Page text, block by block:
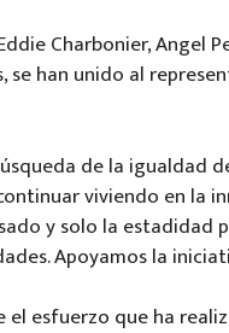
Charbonier, Angel
se han unido al
de la igualdad
viviendo en la
y solo la
Apoyamos la
el esfuerzo que ha